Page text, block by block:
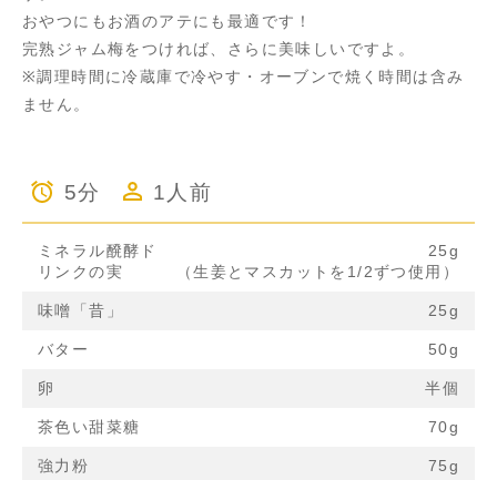
おやつにもお酒のアテにも最適です！
完熟ジャム梅をつければ、さらに美味しいですよ。
※調理時間に冷蔵庫で冷やす・オーブンで焼く時間は含み
ません。
5分 1人前
ミネラル醗酵ド
リンクの実
25g
（生姜とマスカットを1/2ずつ使用）
味噌「昔」 25g
バター 50g
卵 半個
茶色い甜菜糖 70g
強力粉 75g